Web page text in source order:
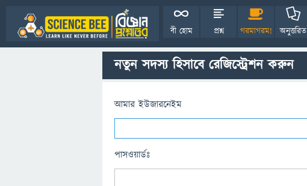
বী হোম প্রশ্ন গরমাগরম! অনুত্তরিত
নতুন সদস্য হিসাবে রেজিস্ট্রেশন করুন
আমার ইউজারনেইম
পাসওয়ার্ডঃ